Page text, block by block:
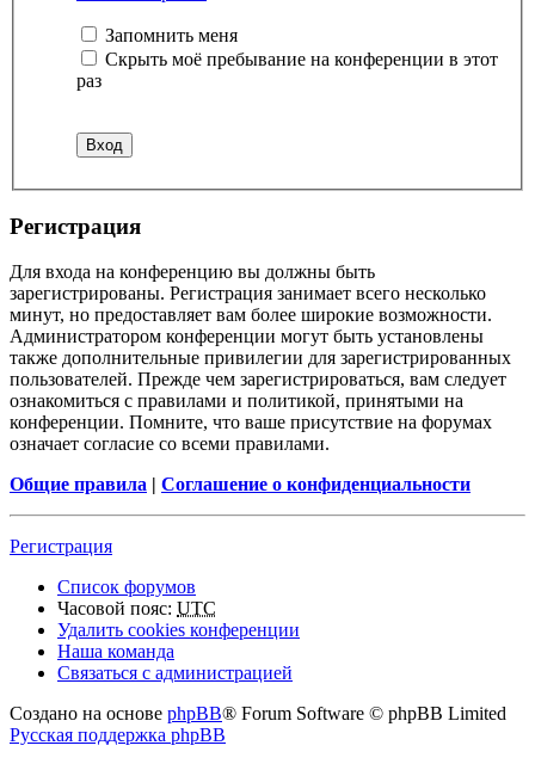
Запомнить меня
Скрыть моё пребывание на конференции в этот
раз
Регистрация
Для входа на конференцию вы должны быть
зарегистрированы. Регистрация занимает всего несколько
минут, но предоставляет вам более широкие возможности.
Администратором конференции могут быть установлены
также дополнительные привилегии для зарегистрированных
пользователей. Прежде чем зарегистрироваться, вам следует
ознакомиться с правилами и политикой, принятыми на
конференции. Помните, что ваше присутствие на форумах
означает согласие со всеми правилами.
Общие правила | Соглашение о конфиденциальности
Регистрация
Список форумов
Часовой пояс: UTC
Удалить cookies конференции
Наша команда
Связаться с администрацией
Создано на основе phpBB® Forum Software © phpBB Limited
Русская поддержка phpBB